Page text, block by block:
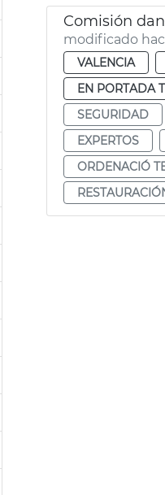
Comisión
modificado
VALENCIA
EN PORTADA
SEGURIDAD
EXPERTOS
ORDENACIÓ